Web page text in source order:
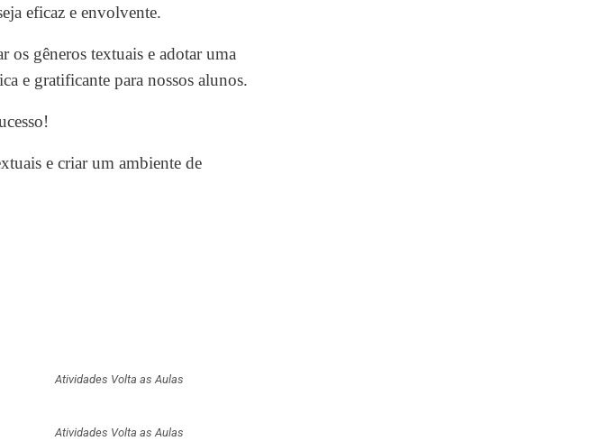
eficaz e envolvente.
os gêneros textuais e adotar uma
e gratificante para nossos alunos.
e criar um ambiente de
Atividades Volta as Aulas
Atividades Volta as Aulas